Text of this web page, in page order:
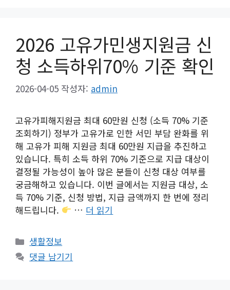
2026 고유가민생지원금 신
청 소득하위70% 기준 확인
2026-04-05 작성자: admin
고유가피해지원금 최대 60만원 신청 (소득 70% 기준
조회하기) 정부가 고유가로 인한 서민 부담 완화를 위
해 고유가 피해 지원금 최대 60만원 지급을 추진하고
있습니다. 특히 소득 하위 70% 기준으로 지급 대상이
결정될 가능성이 높아 많은 분들이 신청 대상 여부를
궁금해하고 있습니다. 이번 글에서는 지원금 대상, 소
득 70% 기준, 신청 방법, 지급 금액까지 한 번에 정리
해드립니다.
… 더 읽기
카
테
고
생활정보
댓글 남기기